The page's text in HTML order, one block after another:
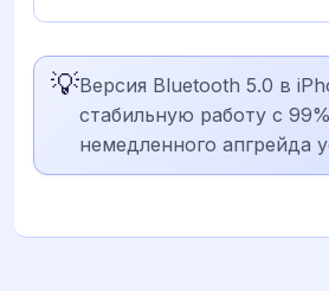
💡Версия Bluetooth 5.0 в
стабильную работу с
немедленного апгрейда